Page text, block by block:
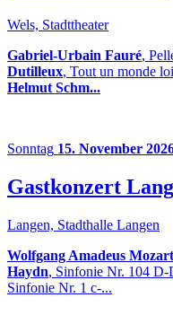
Wels, Stadttheater
Gabriel-Urbain Fauré,
Dutilleux, Tout un monde
Helmut Schm...
Sonntag 15. November
Gastkonzert
Langen, Stadthalle Langen
Wolfgang Amadeus Mozart
Haydn, Sinfonie Nr. 104 D-
Sinfonie Nr. 1 c-...